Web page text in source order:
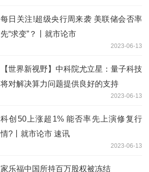
每日关注!超级央行周来袭 美联储会否率
先“求变”？丨就市论市
2023-06-13
【世界新视野】中科院尤立星：量子科技
将对解决算力问题提供良好的支持
2023-06-13
科创50上涨超1% 能否率先上演修复行
情?丨就市论市 速讯
2023-06-13
家乐福中国所持百万股权被冻结